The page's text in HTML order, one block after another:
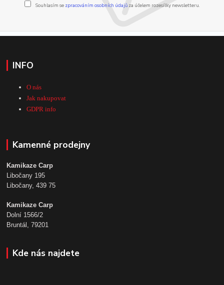
Souhlasím se zpracováním osobních údajůza účelem rozesílky newsletteru.
INFO
O nás
Jak nakupovat
GDPR info
Kamenné prodejny
Kamikaze Carp
Libočany 195
Libočany, 439 75
Kamikaze Carp
Dolní 1566/2
Bruntál, 79201
Kde nás najdete